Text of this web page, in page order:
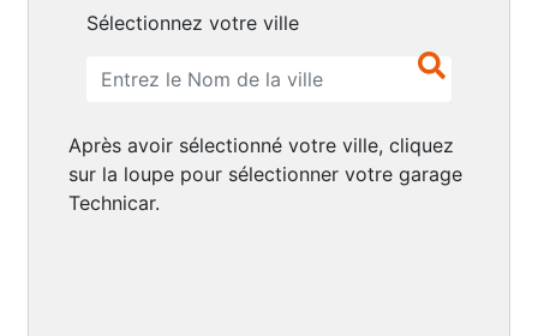
Sélectionnez votre ville
Après avoir sélectionné votre ville, cliquez
sur la loupe pour sélectionner votre garage
Technicar.